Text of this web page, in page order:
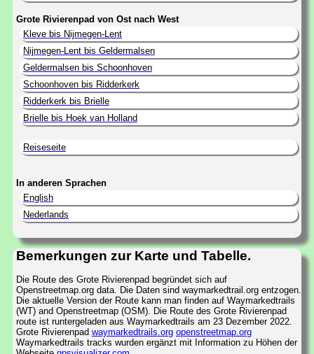
Grote Rivierenpad von Ost nach West
Kleve bis Nijmegen-Lent
Nijmegen-Lent bis Geldermalsen
Geldermalsen bis Schoonhoven
Schoonhoven bis Ridderkerk
Ridderkerk bis Brielle
Brielle bis Hoek van Holland
Reiseseite
In anderen Sprachen
English
Nederlands
Bemerkungen zur Karte und Tabelle.
Die Route des Grote Rivierenpad begründet sich auf
Openstreetmap.org data. Die Daten sind waymarkedtrail.org entzogen.
Die aktuelle Version der Route kann man finden auf Waymarkedtrails
(WT) and Openstreetmap (OSM). Die Route des Grote Rivierenpad
route ist runtergeladen aus Waymarkedtrails am 23 Dezember 2022.
Grote Rivierenpad waymarkedtrails.org openstreetmap.org
Waymarkedtrails tracks wurden ergänzt mit Information zu Höhen der